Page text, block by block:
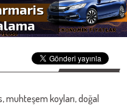
muhteşem koyları, doğal